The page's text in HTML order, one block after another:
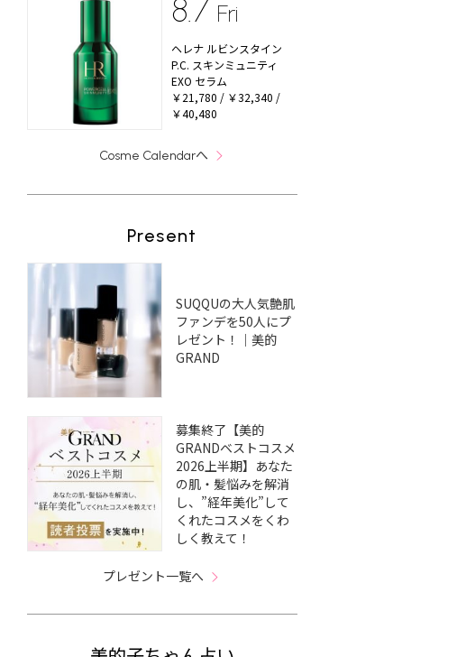
8.7 Fri
ヘレナ ルビンスタイン
P.C. スキンミュニティ
EXO セラム
￥21,780 / ￥32,340 /
￥40,480
Cosme Calendarへ
Present
SUQQUの大人気艶肌
ファンデを50人にプ
レゼント！｜美的
GRAND
募集終了【美的
GRANDベストコスメ
2026上半期】あなた
の肌・髪悩みを解消
し、”経年美化”して
くれたコスメをくわ
しく教えて！
プレゼント一覧へ